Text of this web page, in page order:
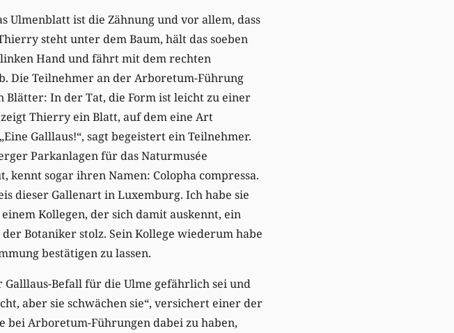
Ulmenblatt ist die Zähnung und vor allem, dass
steht unter dem Baum, hält das soeben
Hand und fährt mit dem rechten
Die Teilnehmer an der Arboretum-Führung
Blätter: In der Tat, die Form ist leicht zu einer
Thierry ein Blatt, auf dem eine Art
Galllaus!“, sagt begeistert ein Teilnehmer.
Parkanlagen für das Naturmusée
kennt sogar ihren Namen: Colopha compressa.
dieser Gallenart in Luxemburg. Ich habe sie
Kollegen, der sich damit auskennt, ein
Botaniker stolz. Sein Kollege wiederum habe
bestätigen zu lassen.
Befall für die Ulme gefährlich sei und
aber sie schwächen sie“, versichert einer der
bei Arboretum-Führungen dabei zu haben,